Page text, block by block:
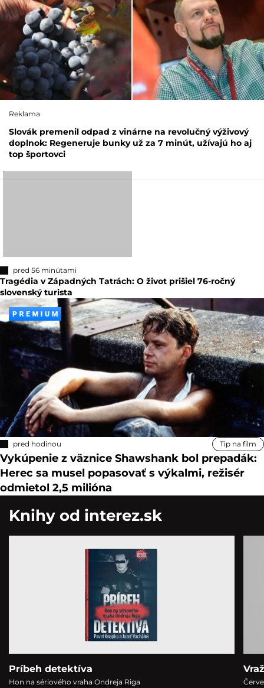
Reklama
Slovák premenil odpad z vinárne na revolučný výživový
doplnok: Regeneruje bunky už za 7 minút, užívajú ho aj
top športovci
pred 56 minútami
Tragédia v Západných Tatrách: O život prišiel 76-ročný
slovenský turista
pred hodinou Tip na film
Vykúpenie z väznice Shawshank bol prepadák:
Herec sa musel popasovať s výkalmi, režisér
odmietol 2,5 milióna
Knihy od interez.sk
Príbeh detektíva
Hon na sériového vraha Ondreja Riga